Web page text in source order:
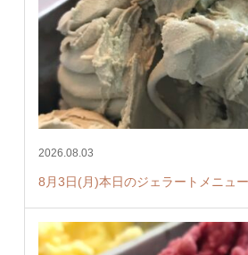
2026.08.03
8月3日(月)本日のジェラートメニュ